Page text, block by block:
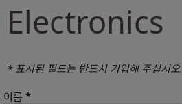
Electronics
* 표시된 필드는 반드시 기입해 주십시오.
이름 *